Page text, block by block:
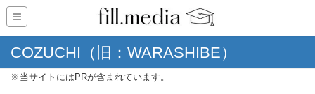
COZUCHI（旧：WARASHIBE）
※当サイトにはPRが含まれています。